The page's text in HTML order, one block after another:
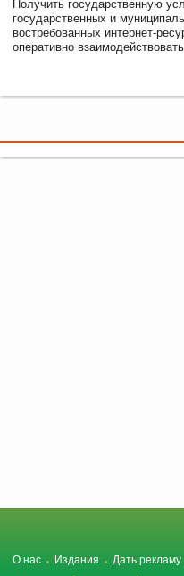
Получить государственную
государственных и
востребованных интернет-
оперативно
О нас Издания Дать рекламу